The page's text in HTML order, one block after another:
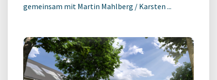
gemeinsam mit Martin Mahlberg / Karsten ...